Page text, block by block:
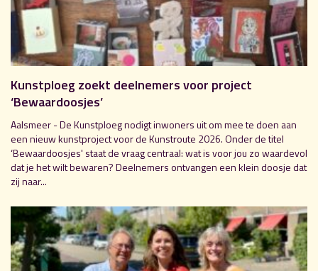
Kunstploeg zoekt deelnemers voor project
‘Bewaardoosjes’
Aalsmeer - De Kunstploeg nodigt inwoners uit om mee te doen aan
een nieuw kunstproject voor de Kunstroute 2026. Onder de titel
‘Bewaardoosjes' staat de vraag centraal: wat is voor jou zo waardevol
dat je het wilt bewaren? Deelnemers ontvangen een klein doosje dat
zij naar...